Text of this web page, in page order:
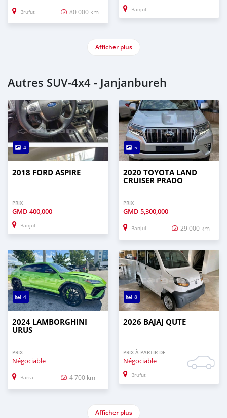
Brufut 80 000 km Banjul
Afficher plus
Autres SUV‒4x4 - Janjanbureh
4
2018 FORD ASPIRE
PRIX
GMD 400,000
Banjul
5
2020 TOYOTA LAND
CRUISER PRADO
PRIX
GMD 5,300,000
Banjul 29 000 km
4
2024 LAMBORGHINI
URUS
PRIX
Négociable
Barra 4 700 km
8
2026 BAJAJ QUTE
PRIX À PARTIR DE
Négociable
Brufut
Afficher plus